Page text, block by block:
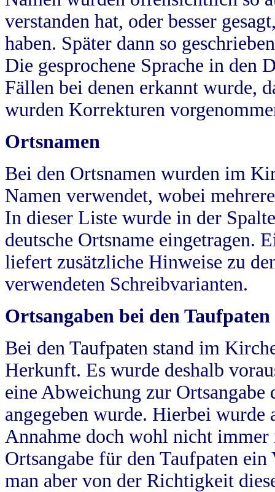
verstanden hat, oder besser
haben. Später dann so
Die gesprochene Sprache in
Fällen bei denen erkannt wurde,
wurden Korrekturen
Ortsnamen
Bei den Ortsnamen wurden im
Namen verwendet, wobei
In dieser Liste wurde in der
deutsche Ortsname eingetragen.
liefert zusätzliche Hinweise zu
verwendeten Schreibvarianten.
Ortsangaben bei den Taufpaten
Bei den Taufpaten stand im
Herkunft. Es wurde deshalb
eine Abweichung zur
angegeben wurde. Hierbei wurde
Annahme doch wohl nicht
Ortsangabe für den Taufpaten
man aber von der Richtigkeit